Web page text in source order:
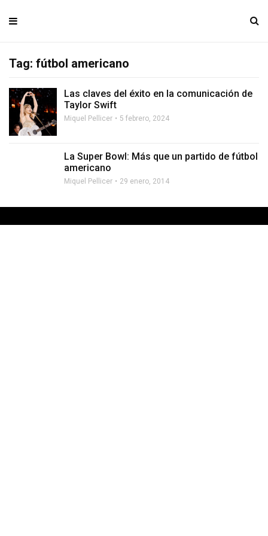
Tag: fútbol americano
Las claves del éxito en la comunicación de
Taylor Swift
Miquel Pellicer 5 febrero, 2024
La Super Bowl: Más que un partido de fútbol
americano
Miquel Pellicer 29 enero, 2014